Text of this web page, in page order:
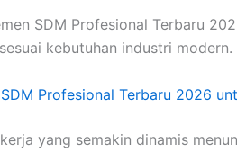
SDM Profesional Terbaru
kebutuhan industri modern.
Profesional Terbaru 2026
yang semakin dinamis